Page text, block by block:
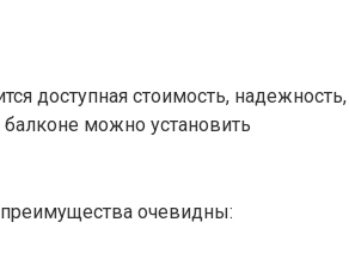
доступная стоимость, надежность,
можно установить
очевидны: